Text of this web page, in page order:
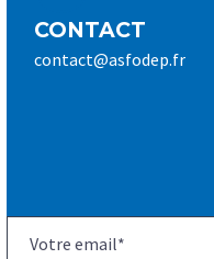
CONTACT
contact@asfodep.fr